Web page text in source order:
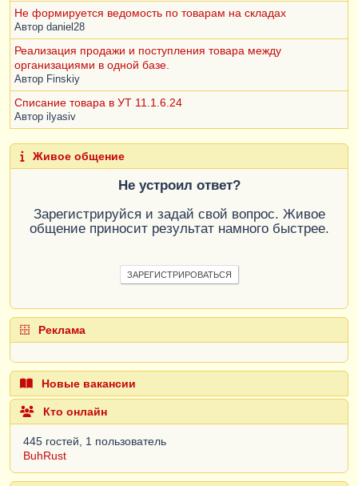
Не формируется ведомость по товарам на складах
Автор daniel28
Реализация продажи и поступления товара между
организациями в одной базе.
Автор Finskiy
Списание товара в УТ 11.1.6.24
Автор ilyasiv
Живое общение
Не устроил ответ?
Зарегистрируйся и задай свой вопрос. Живое
общение приносит результат намного быстрее.
ЗАРЕГИСТРИРОВАТЬСЯ
Реклама
Новые вакансии
Кто онлайн
445 гостей, 1 пользователь
BuhRust